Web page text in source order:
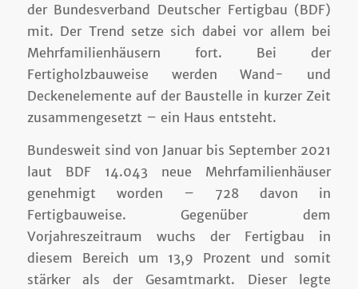
der Bundesverband Deutscher Fertigbau (BDF)
mit. Der Trend setze sich dabei vor allem bei
Mehrfamilienhäusern fort. Bei der
Fertigholzbauweise werden Wand- und
Deckenelemente auf der Baustelle in kurzer Zeit
zusammengesetzt – ein Haus entsteht.
Bundesweit sind von Januar bis September 2021
laut BDF 14.043 neue Mehrfamilienhäuser
genehmigt worden – 728 davon in
Fertigbauweise. Gegenüber dem
Vorjahreszeitraum wuchs der Fertigbau in
diesem Bereich um 13,9 Prozent und somit
stärker als der Gesamtmarkt. Dieser legte